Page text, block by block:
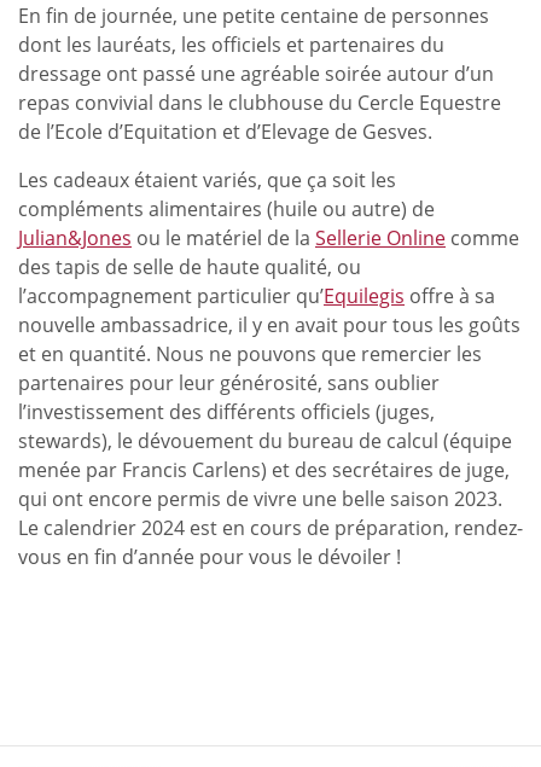
En fin de journée, une petite centaine de personnes
dont les lauréats, les officiels et partenaires du
dressage ont passé une agréable soirée autour d’un
repas convivial dans le clubhouse du Cercle Equestre
de l’Ecole d’Equitation et d’Elevage de Gesves.
Les cadeaux étaient variés, que ça soit les
compléments alimentaires (huile ou autre) de
Julian&Jones ou le matériel de la Sellerie Online comme
des tapis de selle de haute qualité, ou
l’accompagnement particulier qu’Equilegis offre à sa
nouvelle ambassadrice, il y en avait pour tous les goûts
et en quantité. Nous ne pouvons que remercier les
partenaires pour leur générosité, sans oublier
l’investissement des différents officiels (juges,
stewards), le dévouement du bureau de calcul (équipe
menée par Francis Carlens) et des secrétaires de juge,
qui ont encore permis de vivre une belle saison 2023.
Le calendrier 2024 est en cours de préparation, rendez-
vous en fin d’année pour vous le dévoiler !